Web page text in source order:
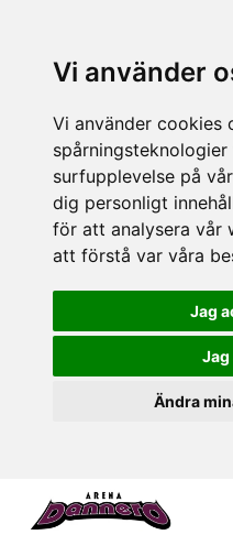
Vi använder
Vi använder cookies
surfupplevelse på
dig personligt
för att analysera vår
att förstå var våra
Jag
Jag
Ändra